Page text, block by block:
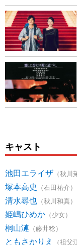
キャスト
池田エライザ （秋川
塚本高史 （石田祐介）
清水尋也 （秋川和真）
姫嶋ひめか （少女）
桐山漣 （藤井稔）
ともさかりえ （祖父